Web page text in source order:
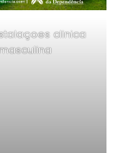
clinica